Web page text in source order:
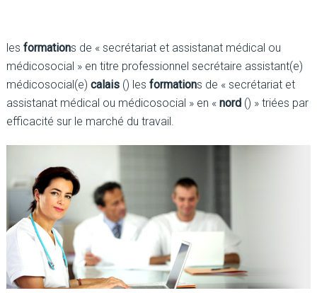
les formations de « secrétariat et assistanat médical ou
médicosocial » en titre professionnel secrétaire assistant(e)
médicosocial(e) calais() les formations de « secrétariat et
assistanat médical ou médicosocial » en « nord() » triées par
efficacité sur le marché du travail.